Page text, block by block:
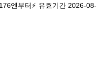
엔부터⚡ 유효기간 2026-08-
모두 플랜 완비! 유효기간
엔부터⚡ 유효기간 2026-08-